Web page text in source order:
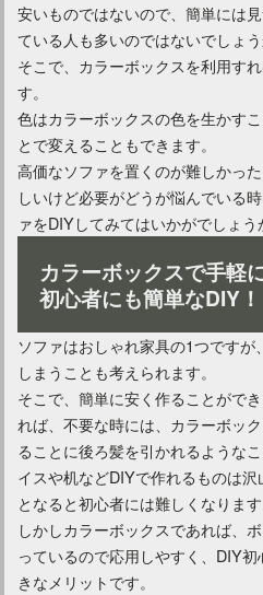
ワンルームにソファを置きたい！
チェスターフィールドソファ！正
安いものではないので、簡単には
ている人も多いのではないでしょう
そこで、カラーボックスを利用す
す。
色はカラーボックスの色を生かす
とで変えることもできます。
高価なソファを置くのが難しかっ
しいけど必要がどうが悩んでいる
ァをDIYしてみてはいかがでしょう
カラーボックスで手軽
初心者にも簡単なDIY！
ソファはおしゃれ家具の1つです
しまうことも考えられます。
そこで、簡単に安く作ることがで
れば、不要な時には、カラーボッ
ることに後ろ髪を引かれるようなこ
イスや机などDIYで作れるものは
となると初心者には難しくなります
しかしカラーボックスであれば、
っているので応用しやすく、DIY
きなメリットです。